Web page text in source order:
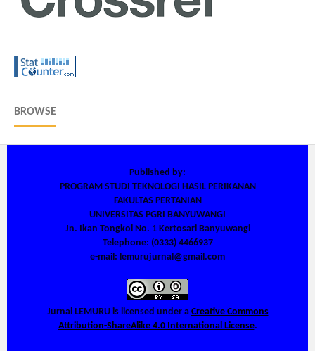
BROWSE
Published by:
PROGRAM STUDI TEKNOLOGI HASIL PERIKANAN
FAKULTAS PERTANIAN
UNIVERSITAS PGRI BANYUWANGI
Jn. Ikan Tongkol No. 1 Kertosari Banyuwangi
Telephone: (0333) 4466937
e-mail: lemurujurnal@gmail.com
Jurnal LEMURU is licensed under a Creative Commons
Attribution-ShareAlike 4.0 International License.